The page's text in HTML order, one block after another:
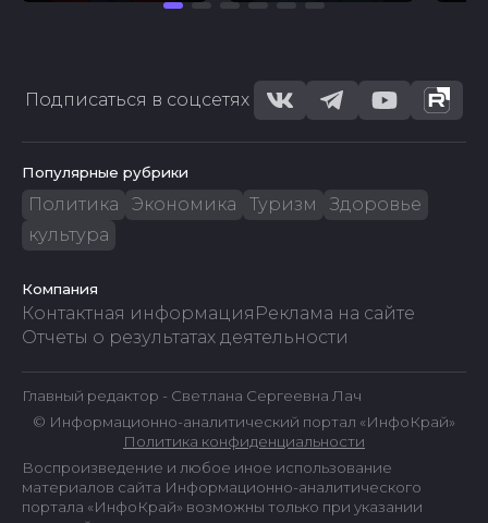
Подписаться в соцсетях
Популярные рубрики
Политика Экономика Туризм
Здоровье
культура
Компания
Контактная информация Реклама на сайте
Отчеты о результатах деятельности
Главный редактор - Светлана Сергеевна Лач
© Информационно-аналитический портал «ИнфоКрай»
Политика конфиденциальности
Воспроизведение и любое иное использование
материалов сайта Информационно-аналитического
портала «ИнфоКрай» возможны только при указании